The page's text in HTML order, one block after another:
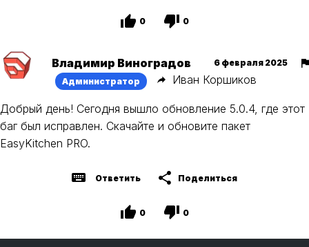
0 0
6 февраля 2025
Владимир Виноградов
Администратор Иван Коршиков
Добрый день! Сегодня вышло обновление 5.0.4, где этот
баг был исправлен. Скачайте и обновите пакет
EasyKitchen PRO.
Ответить Поделиться
0 0